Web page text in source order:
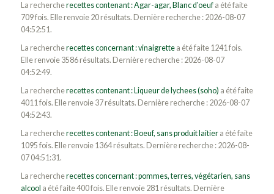
La rechercherecettes contenant : Agar-agar, Blanc d'oeufa été faite
709 fois. Elle renvoie 20 résultats. Dernière recherche : 2026-08-07
04:52:51.
La rechercherecettes concernant : vinaigrettea été faite 1241 fois.
Elle renvoie 3586 résultats. Dernière recherche : 2026-08-07
04:52:49.
La rechercherecettes contenant : Liqueur de lychees (soho) a été faite
4011 fois. Elle renvoie 37 résultats. Dernière recherche : 2026-08-07
04:52:43.
La rechercherecettes contenant : Boeuf, sans produit laitiera été faite
1095 fois. Elle renvoie 1364 résultats. Dernière recherche : 2026-08-
07 04:51:31.
La rechercherecettes concernant : pommes, terres, végétarien, sans
alcool a été faite 400 fois. Elle renvoie 281 résultats. Dernière